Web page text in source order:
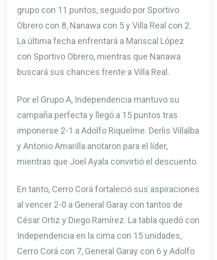
grupo con 11 puntos, seguido por Sportivo
Obrero con 8, Nanawa con 5 y Villa Real con 2.
La última fecha enfrentará a Mariscal López
con Sportivo Obrero, mientras que Nanawa
buscará sus chances frente a Villa Real.
Por el Grupo A, Independencia mantuvo su
campaña perfecta y llegó a 15 puntos tras
imponerse 2-1 a Adolfo Riquelme. Derlis Villalba
y Antonio Amarilla anotaron para el líder,
mientras que Joel Ayala convirtió el descuento.
En tanto, Cerro Corá fortaleció sus aspiraciones
al vencer 2-0 a General Garay con tantos de
César Ortiz y Diego Ramírez. La tabla quedó con
Independencia en la cima con 15 unidades,
Cerro Corá con 7, General Garay con 6 y Adolfo